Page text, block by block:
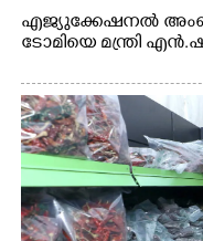
എജ്യുക്കേഷനൽ
ടോമിയെ മന്ത്രി